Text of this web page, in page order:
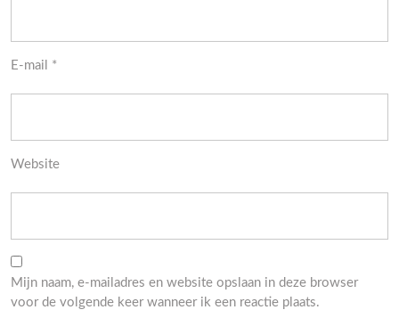
E-mail *
Website
Mijn naam, e-mailadres en website opslaan in deze browser
voor de volgende keer wanneer ik een reactie plaats.